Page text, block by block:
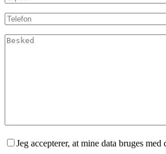
Jeg accepterer, at mine data bruges